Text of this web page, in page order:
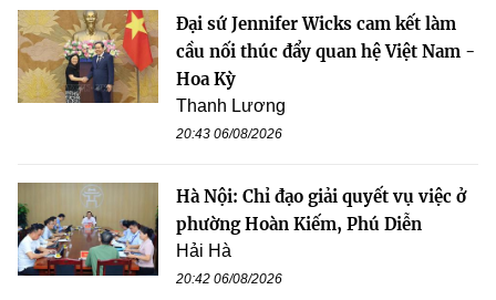
Đại sứ Jennifer Wicks cam kết làm
cầu nối thúc đẩy quan hệ Việt Nam -
Hoa Kỳ
Thanh Lương
20:43 06/08/2026
Hà Nội: Chỉ đạo giải quyết vụ việc ở
phường Hoàn Kiếm, Phú Diễn
Hải Hà
20:42 06/08/2026